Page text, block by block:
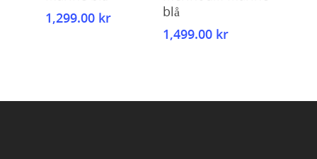
1,299.00 kr
blå
1,499.00 kr